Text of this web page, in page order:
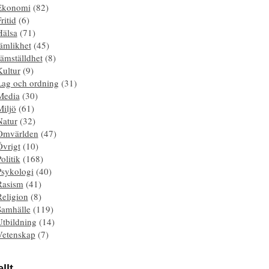
(82)
(6)
(71)
(45)
(8)
(9)
och ordning (31)
(30)
(61)
(32)
(47)
(10)
(168)
(40)
(41)
(8)
(119)
(14)
(7)